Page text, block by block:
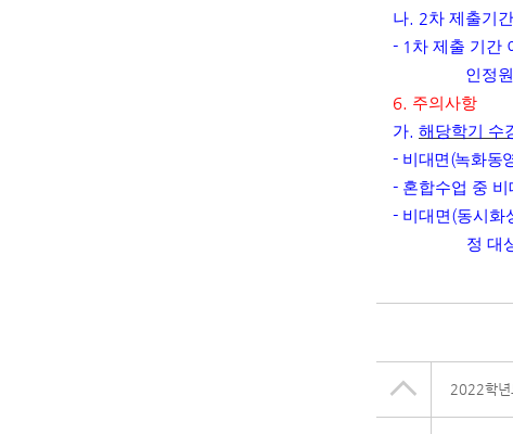
나 . 2차 제출기간
- 1 차 제출 기간
인정
6. 주의사항
가 해당학기 수
- 비대면 (녹화동
- 혼합수업 중 비
- 비대면 (동시화
정 대
2022학년